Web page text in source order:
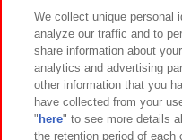
イベント・キャンペーン
関連会社 サステ
We collect unique personal
analyze our traffic and to
share information about
analytics and advertising
other information that you
have collected from your
" here" to see more details
the retention period of